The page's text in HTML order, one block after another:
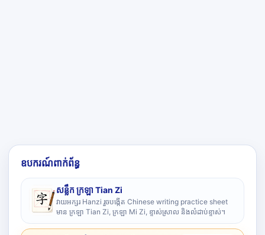
ឧបករណ៍ពាក់ព័ន្ធ
សន្លឹក ក្រឡា Tian Zi
វាយអក្សរ Hanzi រួចបង្កើត Chinese writing practice sheet
មាន ក្រឡា Tian Zi, ក្រឡា Mi Zi, ខ្ទាស់ស្រាល និងលំដាប់ខ្ទាស់។